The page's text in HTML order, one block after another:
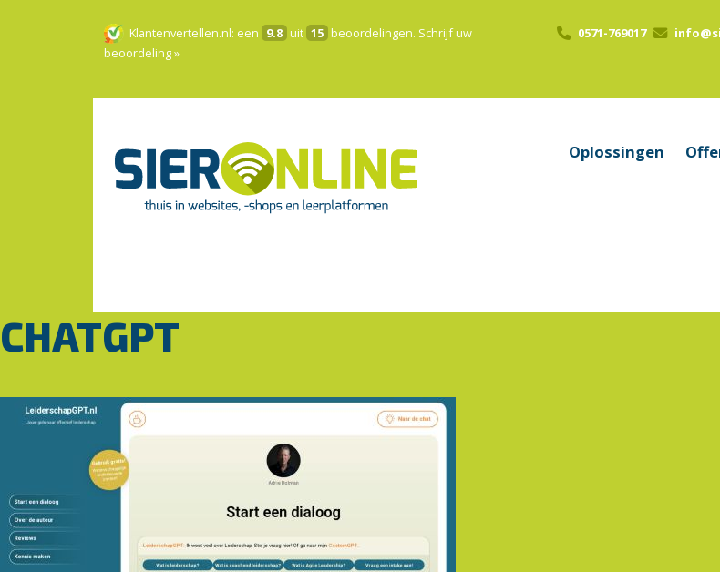
Klantenvertellen.nl: een 9.8 uit 15 beoordelingen. Schrijf uw
beoordeling »
0571-769017
Oplossingen
CHATGPT